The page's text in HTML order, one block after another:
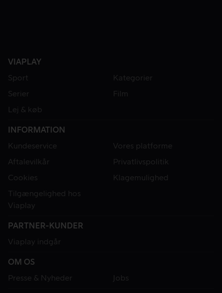
VIAPLAY
Sport
Kategorier
Serier
Film
Lej & køb
INFORMATION
Kundeservice
Vores platforme
Aftalevilkår
Privatlivspolitik
Cookies
Klagemulighed
Tilgængelighed hos
Viaplay
PARTNER-KUNDER
Viaplay indgår
OM OS
Presse & Nyheder
Jobs